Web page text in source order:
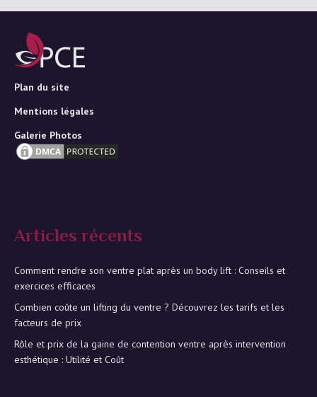
Plan du site
Mentions légales
Galerie Photos
Articles récents
Comment rendre son ventre plat après un body lift : Conseils et
exercices efficaces
Combien coûte un lifting du ventre ? Découvrez les tarifs et les
facteurs de prix
Rôle et prix de la gaine de contention ventre après intervention
esthétique : Utilité et Coût